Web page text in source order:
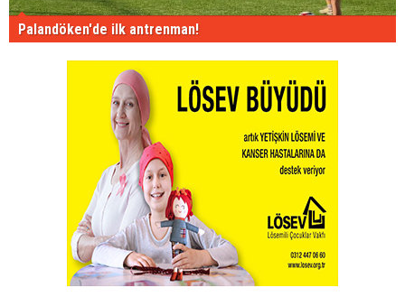
Palandöken'de ilk antrenman!